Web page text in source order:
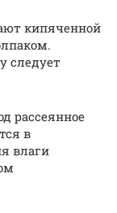
кипяченной
следует
рассеянное
в
влаги